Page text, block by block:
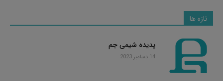
تازه ها
پدیده شیمی جم
14 دسامبر 2023